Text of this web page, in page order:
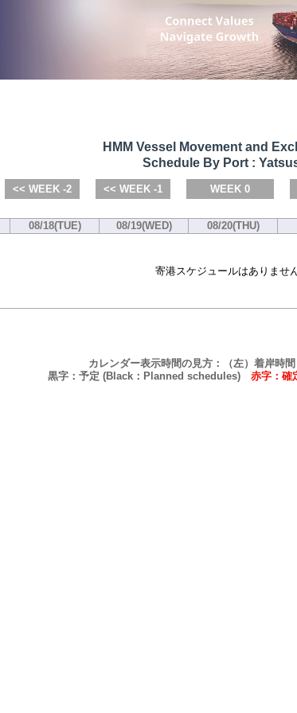
HMM Vessel Movement and
Schedule By Port :
<< WEEK -2 << WEEK -1 WEEK 0
08/18(TUE) 08/19(WED) 08/20(THU)
寄港スケジュールはありません
カレンダー表示時間の見方：（左）着岸時
黒字：予定 (Black：Planned schedules) 赤字：確